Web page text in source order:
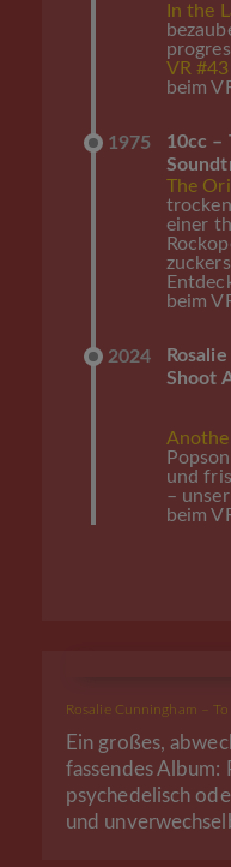
In the
VR #43
beim
1975
10cc –
The
einer
beim
2024
Shoot
und
–
beim
Rosalie Cunningham –
Ein großes,
fassendes Album:
psychedelisch
und